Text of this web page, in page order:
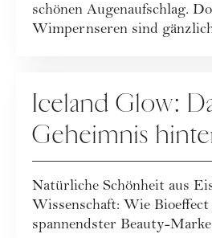
schönen Augenaufschlag.
Wimpernseren sind
Iceland Glow:
Geheimnis
spannendster
Natürliche Schönheit aus
Wissenschaft: Wie
spannendster Beauty-